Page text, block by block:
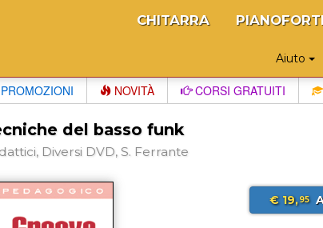
CHITARRA
Aiuto
NOVITÀ CORSI GRATUITI
del basso funk
Diversi DVD, S. Ferrante
€ 19,95